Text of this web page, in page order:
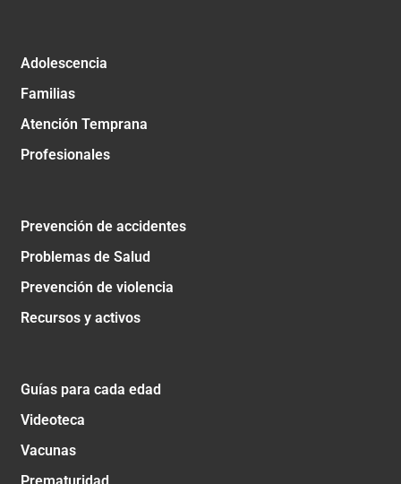
Adolescencia
Familias
Atención Temprana
Profesionales
Prevención de accidentes
Problemas de Salud
Prevención de violencia
Recursos y activos
Guías para cada edad
Videoteca
Vacunas